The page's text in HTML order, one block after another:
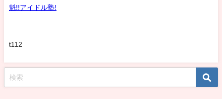
魁!!アイドル塾!
t112